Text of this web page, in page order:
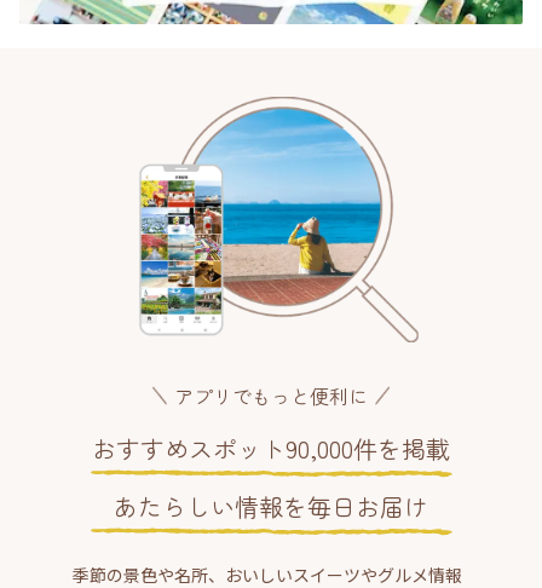
アプリでもっと便利に
おすすめスポット90,000件を掲載
あたらしい情報を毎日お届け
季節の景色や名所、おいしいスイーツやグルメ情報